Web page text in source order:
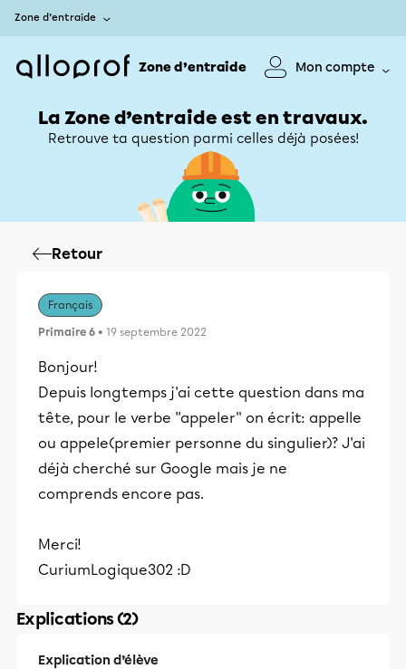
Zone d’entraide
Zone d’entraide Mon compte
La Zone d’entraide est en travaux.
Retrouve ta question parmi celles déjà posées!
Retour
Français
Primaire 6 • 19 septembre 2022
Bonjour!
Depuis longtemps j'ai cette question dans ma
tête, pour le verbe ''appeler'' on écrit: appelle
ou appele(premier personne du singulier)? J'ai
déjà cherché sur Google mais je ne
comprends encore pas.
Merci!
CuriumLogique302 :D
Explications (2)
Explication d’élève